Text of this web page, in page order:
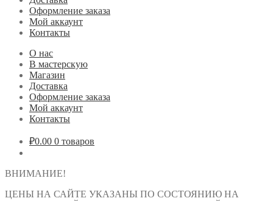
Оформление заказа
Мой аккаунт
Контакты
О нас
В мастерскую
Магазин
Доставка
Оформление заказа
Мой аккаунт
Контакты
₽0.00 0 товаров
ВНИМАНИЕ!
ЦЕНЫ НА САЙТЕ УКАЗАНЫ ПО СОСТОЯНИЮ НА